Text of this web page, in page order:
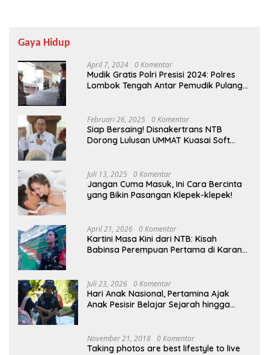
Gaya Hidup
April 7, 2024 0 Komentar
Mudik Gratis Polri Presisi 2024: Polres
Lombok Tengah Antar Pemudik Pulang
Februari 26, 2025 0 Komentar
Siap Bersaing! Disnakertrans NTB
Dorong Lulusan UMMAT Kuasai Soft
Juli 13, 2025 0 Komentar
Jangan Cuma Masuk, Ini Cara Bercinta
yang Bikin Pasangan Klepek-klepek!
April 21, 2026 0 Komentar
Kartini Masa Kini dari NTB: Kisah
Babinsa Perempuan Pertama di Karang
Juli 23, 2026 0 Komentar
Hari Anak Nasional, Pertamina Ajak
Anak Pesisir Belajar Sejarah hingga
November 21, 2018 0 Komentar
Taking photos are best lifestyle to live